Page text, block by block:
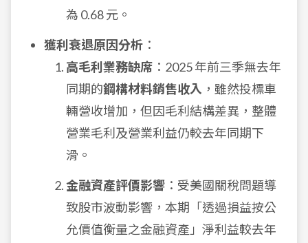
為 0.68 元。
獲利衰退原因分析 ：
高毛利業務缺席 ：2025 年前三季無去年
同期的鋼構材料銷售收入 ，雖然投標車
輛營收增加，但因毛利結構差異，整體
營業毛利及營業利益仍較去年同期下
滑。
金融資產評價影響 ：受美國關稅問題導
致股市波動影響，本期「透過損益按公
允價值衡量之金融資產」淨利益較去年